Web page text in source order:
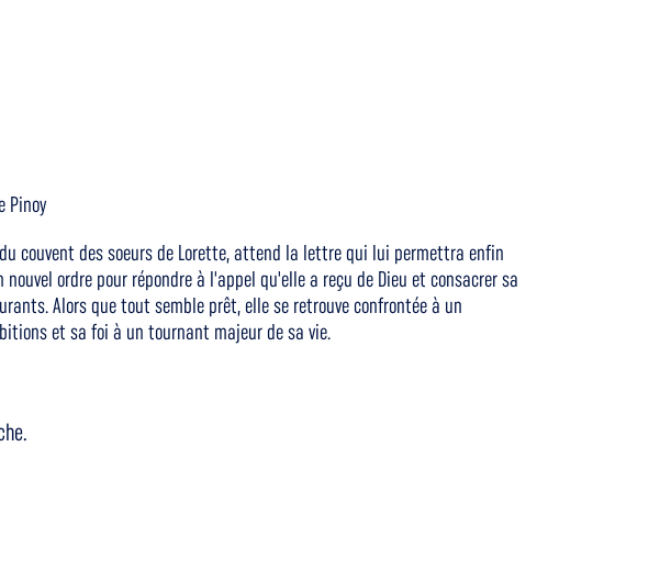
Pinoy
couvent des soeurs de Lorette, attend la lettre qui lui permettra enfin
ordre pour répondre à l'appel qu'elle a reçu de Dieu et consacrer sa
Alors que tout semble prêt, elle se retrouve confrontée à un
et sa foi à un tournant majeur de sa vie.